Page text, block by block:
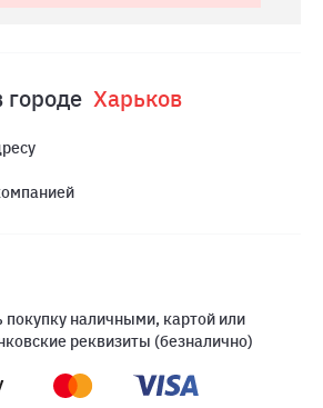
городе Харьков
наличными, картой или
реквизиты (безналично)